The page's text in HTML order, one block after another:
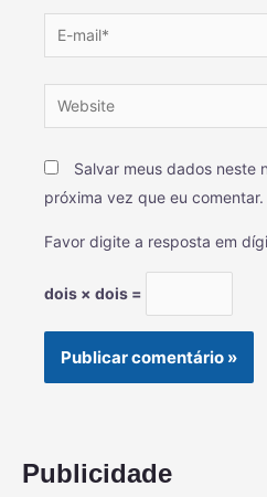
Salvar meus dados neste
próxima vez que eu comentar.
Favor digite a resposta em
dois × dois =
Publicidade